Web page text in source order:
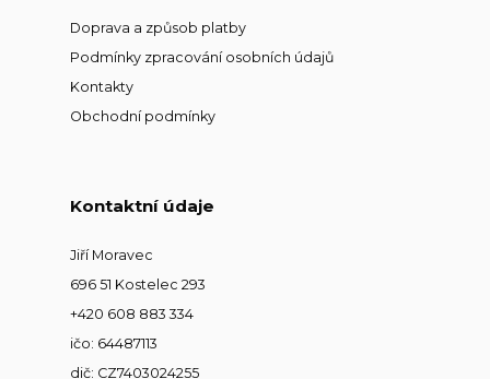
Doprava a způsob platby
Podmínky zpracování osobních údajů
Kontakty
Obchodní podmínky
Kontaktní údaje
Jiří Moravec
696 51 Kostelec 293
+420 608 883 334
ičo: 64487113
dič: CZ7403024255